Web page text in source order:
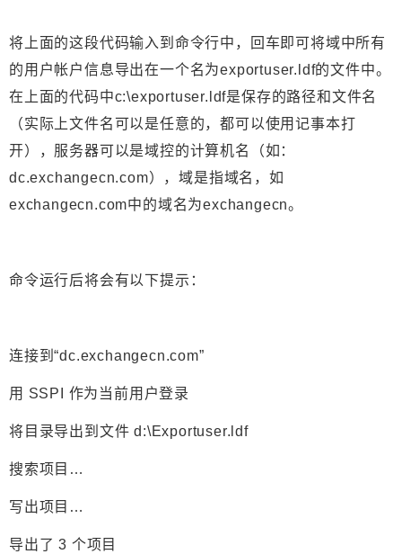
将上面的这段代码输入到命令行中，回车即可将域中所有
的用户帐户信息导出在一个名为exportuser.ldf的文件中。
在上面的代码中c:\exportuser.ldf是保存的路径和文件名
（实际上文件名可以是任意的，都可以使用记事本打
开），服务器可以是域控的计算机名（如：
dc.exchangecn.com），域是指域名，如
exchangecn.com中的域名为exchangecn。
命令运行后将会有以下提示：
连接到“dc.exchangecn.com”
用 SSPI 作为当前用户登录
将目录导出到文件 d:\Exportuser.ldf
搜索项目…
写出项目…
导出了 3 个项目